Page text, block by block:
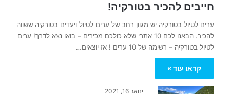
חייבים להכיר בטורקיה!
ערים לטיול בטורקיה יש מגוון רחב של ערים לטיול ויעדים בטורקיה ששווה
להכיר. הבאנו לכם 10 אתרי שלא כולכם מכירים – בואו נצא לדרך! ערים
לטיול בטורקיה – רשימה של 10 ערים ! אז יוצאים…
קראו עוד »
ינואר 16, 2021